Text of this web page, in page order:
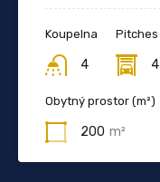
Koupelna
4
Pitches
4
Obytný prostor (m²)
200 m²